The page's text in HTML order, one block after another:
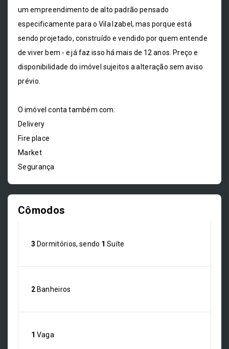
um empreendimento de alto padrão pensado
especificamente para o Vila Izabel, mas porque está
sendo projetado, construído e vendido por quem entende
de viver bem - e já faz isso há mais de 12 anos. Preço e
disponibilidade do imóvel sujeitos a alteração sem aviso
prévio.
O imóvel conta também com:
Delivery
Fire place
Market
Segurança
Cômodos
3 Dormitórios, sendo 1 Suíte
2 Banheiros
1 Vaga